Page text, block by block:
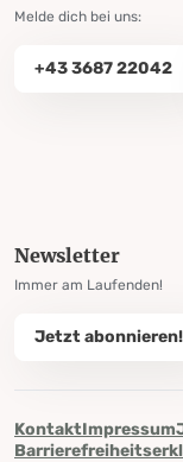
Melde dich bei uns:
+43 3687 22042
Newsletter
Immer am Laufenden!
Jetzt abonnieren!
KontaktImpressum